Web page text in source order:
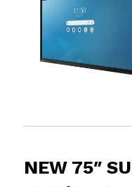
NEW 75″